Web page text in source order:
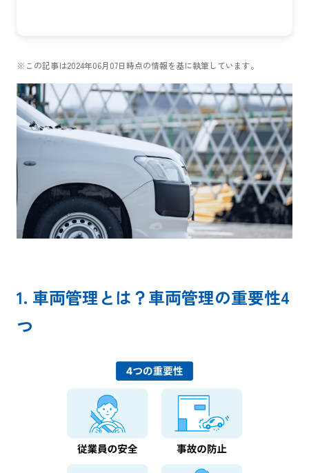
※この記事は2024年06月07日時点の情報を基に執筆しています。
1. 車両管理とは？車両管理の重要性4
つ